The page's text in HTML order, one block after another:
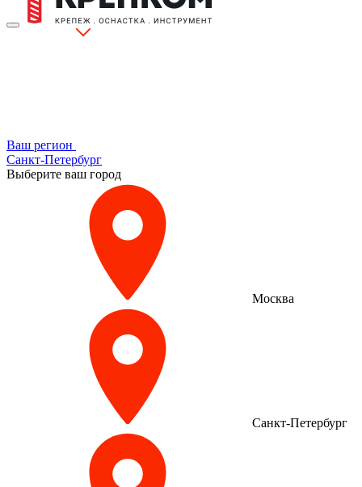
Ваш регион
Санкт-Петербург
Выберите ваш город
Москва
Санкт-Петербург